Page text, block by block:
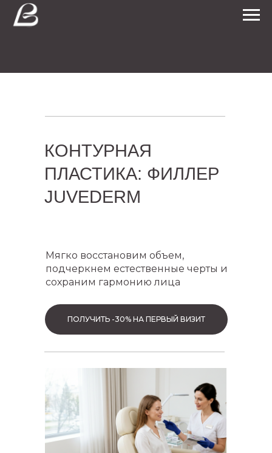
КОНТУРНАЯ
ПЛАСТИКА: ФИЛЛЕР
JUVEDERM
Мягко восстановим объем,
подчеркнем естественные черты и
сохраним гармонию лица
ПОЛУЧИТЬ -30% НА ПЕРВЫЙ ВИЗИТ